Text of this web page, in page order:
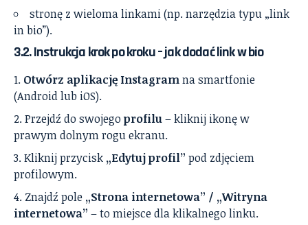
stronę z wieloma linkami (np. narzędzia typu „link
in bio”).
3.2. Instrukcja krok po kroku – jak dodać link w bio
Otwórz aplikację Instagramna smartfonie
(Android lub iOS).
Przejdź do swojego profilu– kliknij ikonę w
prawym dolnym rogu ekranu.
Kliknij przycisk „Edytuj profil” pod zdjęciem
profilowym.
Znajdź pole „Strona internetowa” / „Witryna
internetowa” – to miejsce dla klikalnego linku.